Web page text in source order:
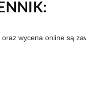
wycena online są